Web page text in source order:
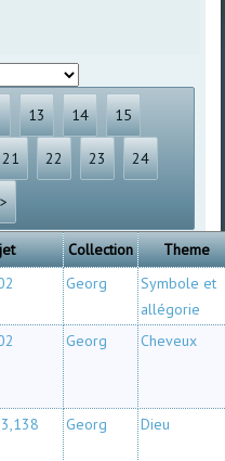
13 14 15
21 22 23 24
Collection
Theme
Georg
Symbole et
allégorie
Georg Cheveux
Georg Dieu